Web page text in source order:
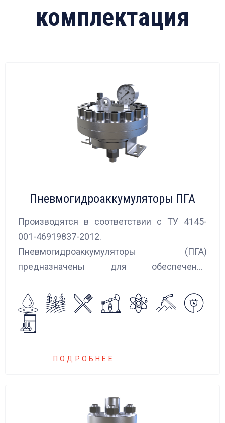
комплектация
Пневмогидроаккумуляторы ПГА
Производятся в соответствии с ТУ 4145-
001-46919837-2012.
Пневмогидроаккумуляторы (ПГА)
предназначены для обеспечения
колебаний потока жидкости, возникающих в
гидравлических системах.
ПОДРОБНЕЕ